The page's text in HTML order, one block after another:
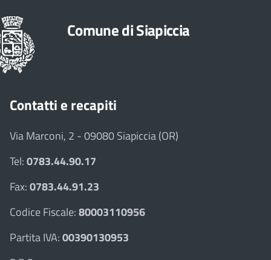
Comune di Siapiccia
Contatti e recapiti
Via Marconi, 2 - 09080 Siapiccia (OR)
Tel:0783.44.90.17
Fax:0783.44.91.23
Codice Fiscale:80003110956
Partita IVA:00390130953